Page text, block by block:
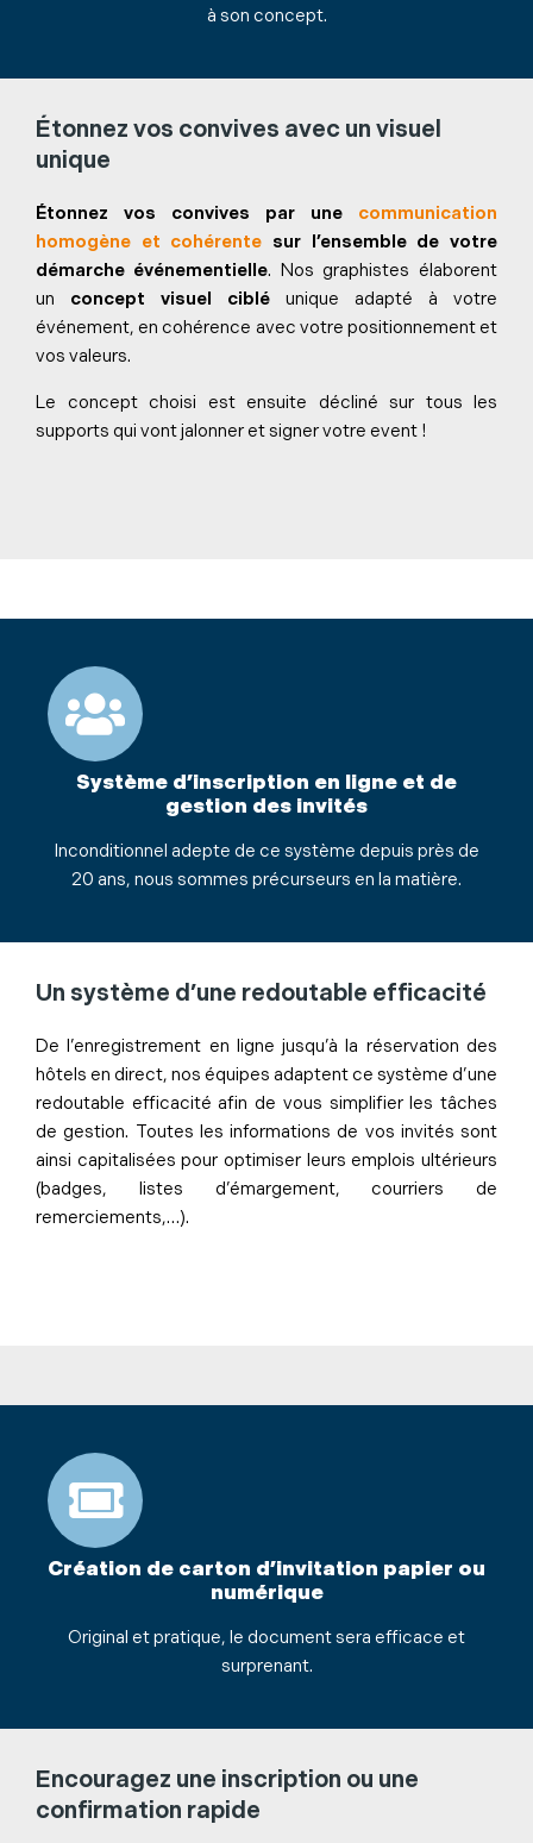
à son concept.
Étonnez vos convives avec un visuel
unique
Étonnez vos convives par une communication
homogène et cohérente sur l’ensemble de votre
démarche événementielle. Nos graphistes élaborent
un concept visuel ciblé unique adapté à votre
événement, en cohérence avec votre positionnement et
vos valeurs.
Le concept choisi est ensuite décliné sur tous les
supports qui vont jalonner et signer votre event !
Système d’inscription en ligne et de
gestion des invités
Inconditionnel adepte de ce système depuis près de
20 ans, nous sommes précurseurs en la matière.
Un système d’une redoutable efficacité
De l’enregistrement en ligne jusqu’à la réservation des
hôtels en direct, nos équipes adaptent ce système d’une
redoutable efficacité afin de vous simplifier les tâches
de gestion. Toutes les informations de vos invités sont
ainsi capitalisées pour optimiser leurs emplois ultérieurs
(badges, listes d’émargement, courriers de
remerciements,…).
Création de carton d’invitation papier ou
numérique
Original et pratique, le document sera efficace et
surprenant.
Encouragez une inscription ou une
confirmation rapide